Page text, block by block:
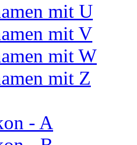
mit U
mit V
mit W
mit Z
- A